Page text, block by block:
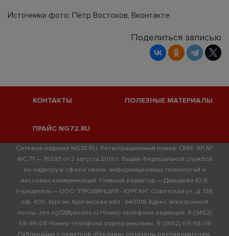
Источники фото: Пётр Востоков, Вконтакте
Поделиться записью
КОНТАКТЫ ПОЛЕЗНЫЕ МАТЕРИАЛЫ
ПРАЙС NG72.RU
Сетевое издание NG72.RU. Регистрационный номер СМИ: ЭЛ №
ФС 77 — 76393 от 2 августа 2019 г. Выдан Федеральной службой
по надзору в сфере связи, информационных технологий и
массовых коммуникаций. Главный редактор — Давыдова Ю.В.
Учредитель — ООО "ПРОВИНЦИЯ - КУРГАН" Советская ул., д. 128,
оф. 406, Курган, Курганская обл., 640018 Адрес электронной
почты: zen.ng72@yandex.ru Номер телефона редакции: 8 (3452)
69-98-08 Номер телефона отдела рекламы: 8 (3452) 69-98-08
Публикации с пометкой «Реклама» оплачены рекламодателем.